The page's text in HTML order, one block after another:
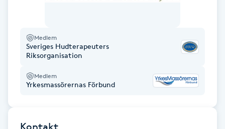
Gua Sha-massage
Hatha Yoga
Headspa
Medlem
Sveriges Hudterapeuters
Riksorganisation
Medlem
Yrkesmassörernas Förbund
Kontakt